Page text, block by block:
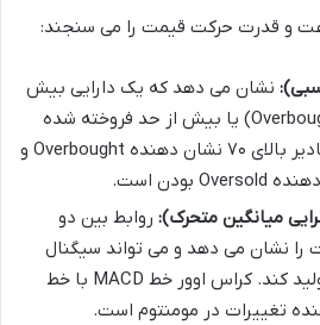
و قدرت حرکت قیمت را می سنجند:
نشان می دهد که یک دارایی بیش
از حد خرید شده (Overbought) یا بیش از حد فروخته شده
(Oversold) است. مقادیر بالای ۷۰ نشان دهنده Overbought و
روابط بین دو
را نشان می دهد و می تواند سیگنال
های خرید و فروش تولید کند. کراس اوور خط MACD با خط
تغییرات در مومنتوم است.